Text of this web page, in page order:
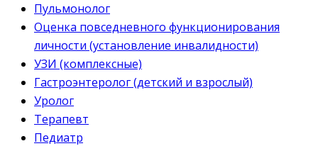
Пульмонолог
Оценка повседневного функционирования
личности (установление инвалидности)
УЗИ (комплексные)
Гастроэнтеролог (детский и взрослый)
Уролог
Терапевт
Педиатр